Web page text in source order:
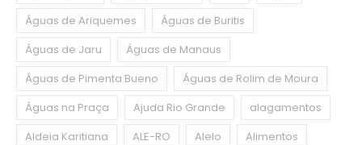
Águas de Ariquemes
Águas de Buritis
Águas de Jaru
Águas de Manaus
Águas de Pimenta Bueno
Águas de Rolim de Moura
Águas na Praça
Ajuda Rio Grande
alagamentos
Aldeia Karitiana
ALE-RO Alelo
Alimentos